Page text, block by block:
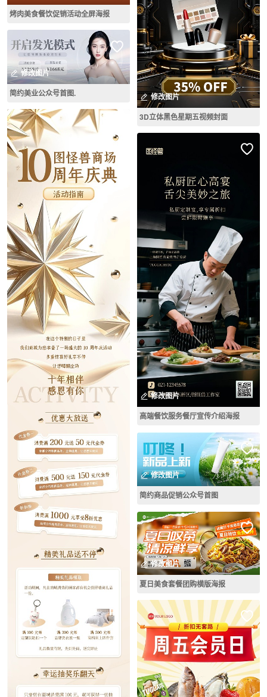
烤肉美食餐饮促销活动全屏海报
修改图片
简约美业公众号首图.
修改图片
3D立体黑色星期五视频封面
修改图片
高端餐饮服务餐厅宣传介绍海报
修改图片
简约商品促销公众号首图
修改图片
夏日美食套餐团购横版海报